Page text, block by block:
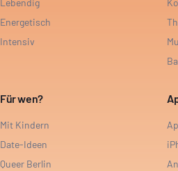
Lebendig
Energetisch
Intensiv
Für wen?
Mit Kindern
Date-Ideen
Queer Berlin